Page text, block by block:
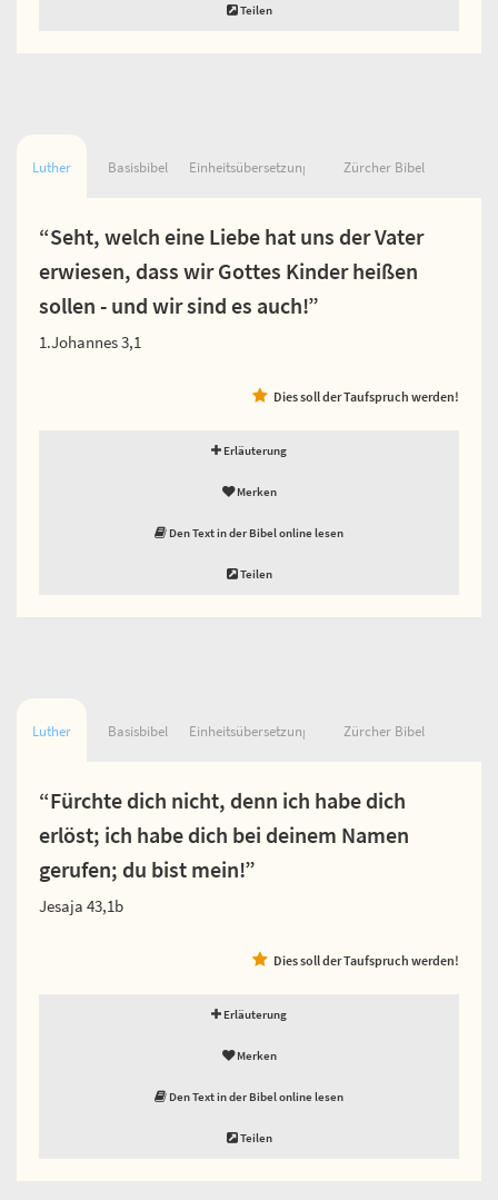
Teilen
Luther Basisbibel Einheitsübersetzung Zürcher Bibel
“Seht, welch eine Liebe hat uns der Vater
erwiesen, dass wir Gottes Kinder heißen
sollen - und wir sind es auch!”
1.Johannes 3,1
Dies soll der Taufspruch werden!
Erläuterung
Merken
Den Text in der Bibel online lesen
Teilen
Luther Basisbibel Einheitsübersetzung Zürcher Bibel
“Fürchte dich nicht, denn ich habe dich
erlöst; ich habe dich bei deinem Namen
gerufen; du bist mein!”
Jesaja 43,1b
Dies soll der Taufspruch werden!
Erläuterung
Merken
Den Text in der Bibel online lesen
Teilen